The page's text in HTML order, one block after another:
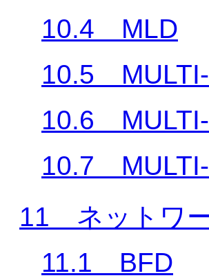
10.4 MLD
10.5
10.6
10.7
11 ネットワ
11.1 BFD